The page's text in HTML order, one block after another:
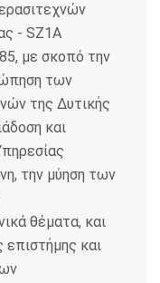
- SZ1A
με σκοπό την
των
της Δυτικής
και
την μύηση των
θέματα, και
και